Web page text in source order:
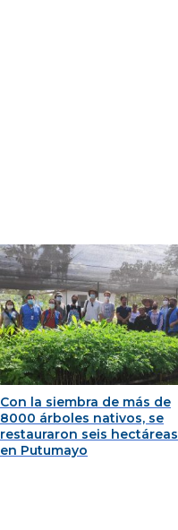
Con la siembra de más de
8000 árboles nativos, se
restauraron seis hectáreas
en Putumayo